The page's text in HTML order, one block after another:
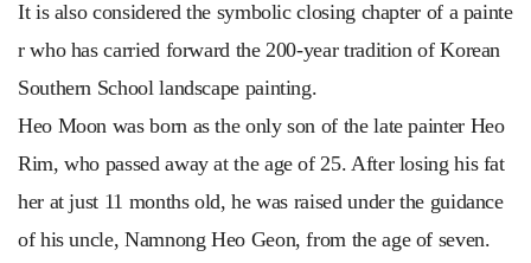
It is also considered the symbolic closing chapter of a painte
r who has carried forward the 200-year tradition of Korean
Southern School landscape painting.
Heo Moon was born as the only son of the late painter Heo
Rim, who passed away at the age of 25. After losing his fat
her at just 11 months old, he was raised under the guidance
of his uncle, Namnong Heo Geon, from the age of seven.